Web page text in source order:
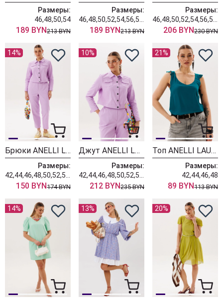
Размеры:
46,48,50,54
189 BYN213 BYN
Размеры:
189 BYN213 BYN
Размеры:
206 BYN230 BYN
14%
Брюки ANELLI LAUREL 518 лавандовый раф
Размеры:
150 BYN174 BYN
10%
Джут ANELLI LAUREL 717 лавандовый раф
Размеры:
212 BYN235 BYN
21%
Топ ANELLI LAUREL 1864 морская волна
Размеры:
42,44,46,48
89 BYN113 BYN
14% 13% 20%